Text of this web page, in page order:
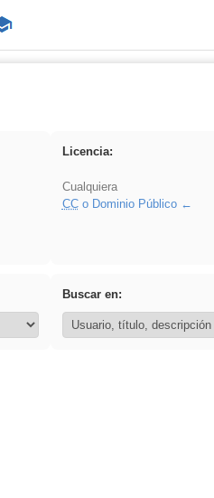
Licencia:
Cualquiera
CCo Dominio Público
Buscar en: